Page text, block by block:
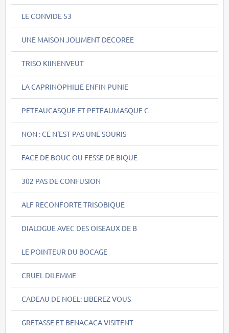
LE CONVIDE 53
UNE MAISON JOLIMENT DECOREE
TRISO KIINENVEUT
LA CAPRINOPHILIE ENFIN PUNIE
PETEAUCASQUE ET PETEAUMASQUE C
NON : CE N'EST PAS UNE SOURIS
FACE DE BOUC OU FESSE DE BIQUE
302 PAS DE CONFUSION
ALF RECONFORTE TRISOBIQUE
DIALOGUE AVEC DES OISEAUX DE B
LE POINTEUR DU BOCAGE
CRUEL DILEMME
CADEAU DE NOEL: LIBEREZ VOUS
GRETASSE ET BENACACA VISITENT